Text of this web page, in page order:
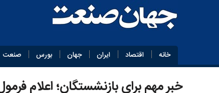
خانه اقتصاد ایران جهان بورس صنعت
خبر مهم برای بازنشستگان؛ اعلام